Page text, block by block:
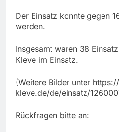
Der Einsatz konnte gegen
werden.
Insgesamt waren 38
Kleve im Einsatz.
(Weitere Bilder unter
kleve.de/de/einsatz/
Rückfragen bitte an: